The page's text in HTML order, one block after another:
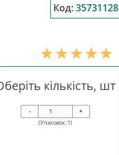
Код: 35731128
кількість, шт
-
+
(Упаковок: 1)